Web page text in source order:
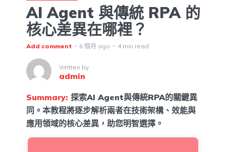
AI Agent 與傳統 RPA 的
核心差異在哪裡？
Add comment 6 個月 ago 4 min read
Written by
admin
Summary: 探索AI Agent與傳統RPA的關鍵異
同。本教程將逐步解析兩者在技術架構、效能與
應用領域的核心差異，助您明智選擇。